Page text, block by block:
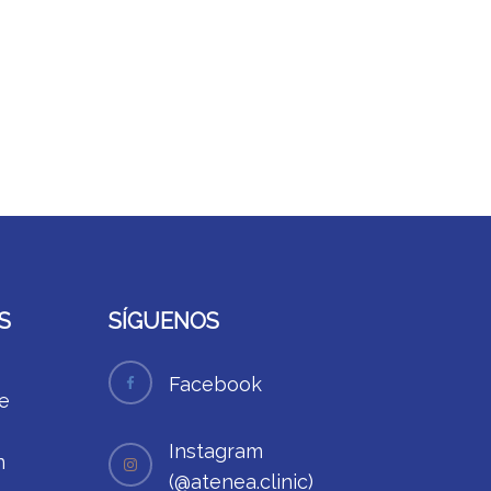
SÍGUENOS
Facebook
Instagram
(@atenea.clinic)